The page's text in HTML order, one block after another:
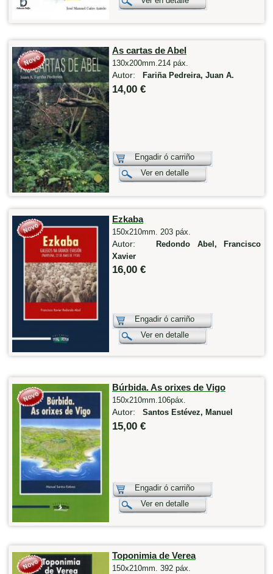
As cartas de Abel
130x200mm.214 páx.
Autor: Fariña Pedreira, Juan A.
14,00 €
Engadir ó carriño
Ver en detalle
Ezkaba
150x210mm. 203 páx.
Autor:Redondo Abel, Francisco
Xavier
16,00 €
Engadir ó carriño
Ver en detalle
Búrbida. As orixes de Vigo
150x210mm.106páx.
Autor: Santos Estévez, Manuel
15,00 €
Engadir ó carriño
Ver en detalle
Toponimia de Verea
150x210mm. 392 páx.